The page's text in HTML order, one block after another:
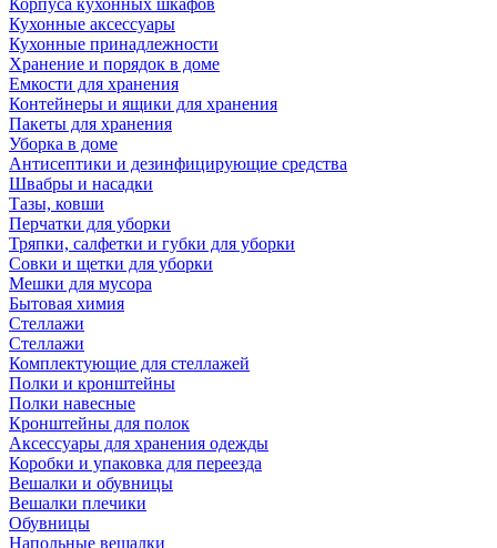
Корпуса кухонных шкафов
Кухонные аксессуары
Кухонные принадлежности
Хранение и порядок в доме
Емкости для хранения
Контейнеры и ящики для хранения
Пакеты для хранения
Уборка в доме
Антисептики и дезинфицирующие средства
Швабры и насадки
Тазы, ковши
Перчатки для уборки
Тряпки, салфетки и губки для уборки
Совки и щетки для уборки
Мешки для мусора
Бытовая химия
Стеллажи
Стеллажи
Комплектующие для стеллажей
Полки и кронштейны
Полки навесные
Кронштейны для полок
Аксессуары для хранения одежды
Коробки и упаковка для переезда
Вешалки и обувницы
Вешалки плечики
Обувницы
Напольные вешалки